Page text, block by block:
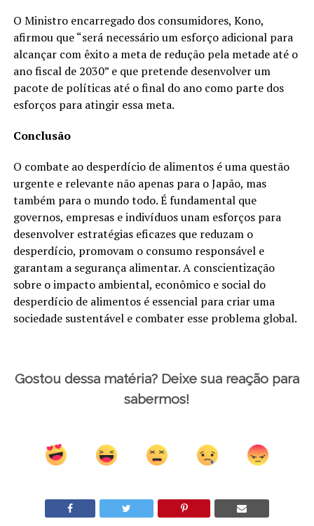
O Ministro encarregado dos consumidores, Kono,
afirmou que “será necessário um esforço adicional para
alcançar com êxito a meta de redução pela metade até o
ano fiscal de 2030” e que pretende desenvolver um
pacote de políticas até o final do ano como parte dos
esforços para atingir essa meta.
Conclusão
O combate ao desperdício de alimentos é uma questão
urgente e relevante não apenas para o Japão, mas
também para o mundo todo. É fundamental que
governos, empresas e indivíduos unam esforços para
desenvolver estratégias eficazes que reduzam o
desperdício, promovam o consumo responsável e
garantam a segurança alimentar. A conscientização
sobre o impacto ambiental, econômico e social do
desperdício de alimentos é essencial para criar uma
sociedade sustentável e combater esse problema global.
Gostou dessa matéria? Deixe sua reação para
sabermos!